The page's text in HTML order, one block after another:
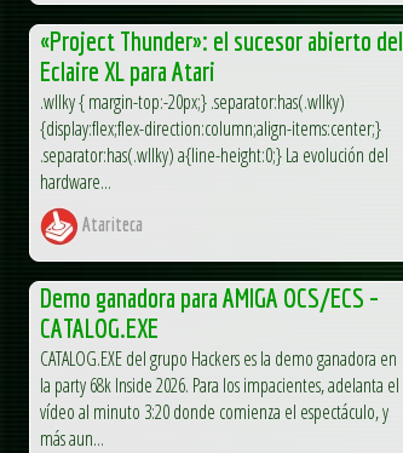
«Project Thunder»: el sucesor abierto del
Eclaire XL para Atari
.wllky { margin-top:-20px;} .separator:has(.wllky)
{display:flex;flex-direction:column;align-items:center;}
.separator:has(.wllky) a{line-height:0;} La evolución del
hardware...
Atariteca
Demo ganadora para AMIGA OCS/ECS –
CATALOG.EXE
CATALOG.EXE del grupo Hackers es la demo ganadora en
la party 68k Inside 2026. Para los impacientes, adelanta el
vídeo al minuto 3:20 donde comienza el espectáculo, y
más aun...